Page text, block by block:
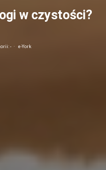
w czystości?
- · e-York